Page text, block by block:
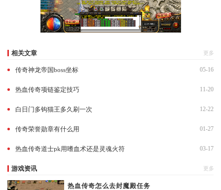
相关文章 更多
传奇神龙帝国boss坐标 05-16
热血传奇项链鉴定技巧 11-20
白日门多钩猫王多久刷一次 12-22
传奇荣誉勋章有什么用 01-27
热血传奇道士pk用嗜血术还是灵魂火符 03-17
游戏资讯 更多
热血传奇怎么去封魔殿任务